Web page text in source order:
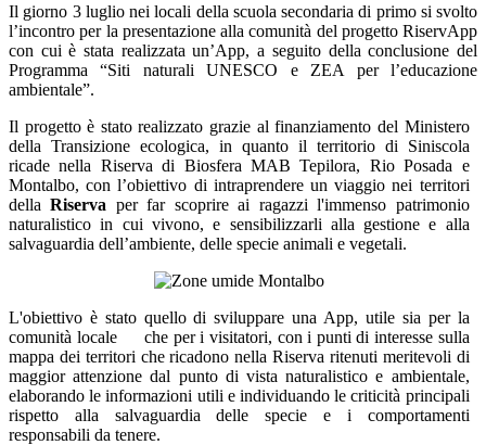
Il giorno 3 luglio nei locali della scuola secondaria di primo si svolto
l’incontro per la presentazione alla comunità del progetto RiservApp
con cui è stata realizzata un’App, a seguito della conclusione del
Programma “Siti naturali UNESCO e ZEA per l’educazione
ambientale”.
Il progetto è stato realizzato grazie al finanziamento del Ministero
della Transizione ecologica, in quanto il territorio di Siniscola
ricade nella Riserva di Biosfera MAB Tepilora, Rio Posada e
Montalbo, con l’obiettivo di intraprendere un viaggio nei territori
della Riserva per far scoprire ai ragazzi l'immenso patrimonio
naturalistico in cui vivono, e sensibilizzarli alla gestione e alla
salvaguardia dell’ambiente, delle specie animali e vegetali.
L'obiettivo è stato quello di sviluppare una App, utile sia per la
comunità locale
che per i visitatori, con i punti di interesse sulla
mappa dei territori che ricadono nella Riserva ritenuti meritevoli di
maggior attenzione dal punto di vista naturalistico e ambientale,
elaborando le informazioni utili e individuando le criticità principali
rispetto alla salvaguardia delle specie e i
comportamenti
responsabili da tenere.